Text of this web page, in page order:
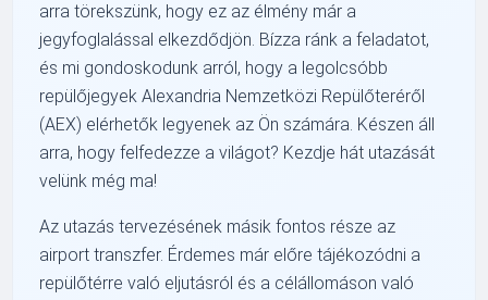
arra törekszünk, hogy ez az élmény már a
jegyfoglalással elkezdődjön. Bízza ránk a feladatot,
és mi gondoskodunk arról, hogy a legolcsóbb
repülőjegyek Alexandria Nemzetközi Repülőteréről
(AEX) elérhetők legyenek az Ön számára. Készen áll
arra, hogy felfedezze a világot? Kezdje hát utazását
velünk még ma!
Az utazás tervezésének másik fontos része az
airport transzfer. Érdemes már előre tájékozódni a
repülőtérre való eljutásról és a célállomáson való